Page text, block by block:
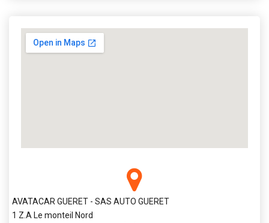
AVATACAR GUERET - SAS AUTO GUERET
1 Z.A Le monteil Nord